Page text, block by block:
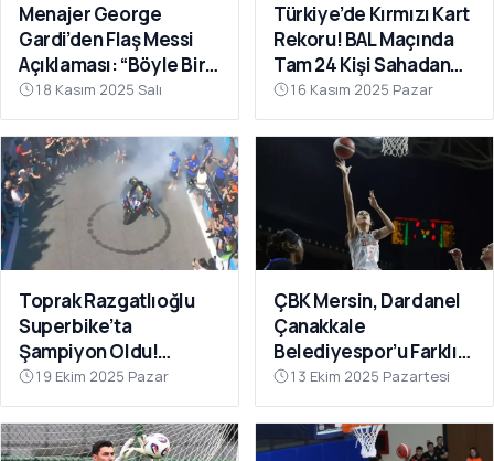
Menajer George
Gardi’den Flaş Messi
Açıklaması: “Böyle Bir
Fırsat Olursa,
Galatasaray İçin
Faydalı Olabilir”
18 Kasım 2025 Salı
Türkiye’de Kırmızı Kart
Rekoru! BAL Maçında
Tam 24 Kişi Sahadan
Atıldı
16 Kasım 2025 Pazar
Toprak Razgatlıoğlu
Superbike’ta
Şampiyon Oldu!
Rakibinin Skandal
Hamlesi Tepki Çekti
19 Ekim 2025 Pazar
ÇBK Mersin, Dardanel
Çanakkale
Belediyespor’u Farklı
Geçti: 112-78
13 Ekim 2025 Pazartesi